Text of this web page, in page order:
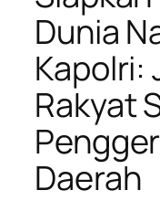
Dunia
Kapolri:
Rakyat
Daerah